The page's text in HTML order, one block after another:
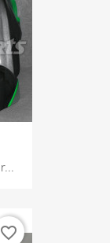
favorite_border